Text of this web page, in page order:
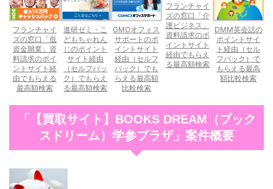
フランチャイ
ズの窓口「低
資金開業」資
料請求のポイ
ントサイト経
由でもらえる
最高額検索
進研ゼミ・こ
どもちゃれん
じのポイント
サイト経由
（セルフバッ
ク）でもらえ
る最高額検索
GMOオフィス
サポートのポ
イントサイト
経由（セルフ
バック）でも
らえる最高額
比較検索
フランチャイ
ズの窓口「介
護ビジネス」
資料請求のポ
イントサイト
経由でもらえ
る最高額検索
DMM英会話の
ポイントサイ
ト経由（セル
フバック）で
もらえる最高
額比較検索
「【買取サイト】BOOKS DREAM（ブック
スドリーム）学参プラザ」案件概要